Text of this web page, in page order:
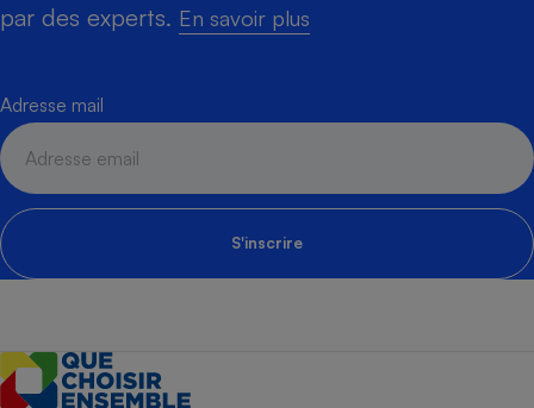
par des experts. En savoir plus
Adresse mail
S'inscrire